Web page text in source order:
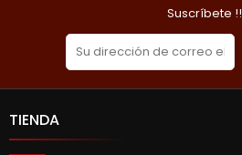
Suscríbete !!
TIENDA